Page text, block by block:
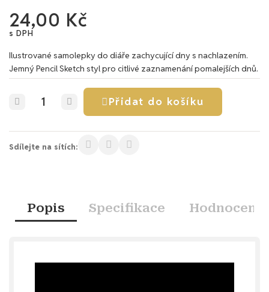
24,00 Kč
s DPH
Ilustrované samolepky do diáře zachycující dny s nachlazením.
Jemný Pencil Sketch styl pro citlivé zaznamenání pomalejších dnů.
Přidat do košíku
Sdílejte na sítích:
Popis Specifikace Hodnocení